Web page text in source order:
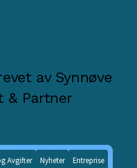
avSynnøve
& Partner
Avgifter Nyheter Entreprise